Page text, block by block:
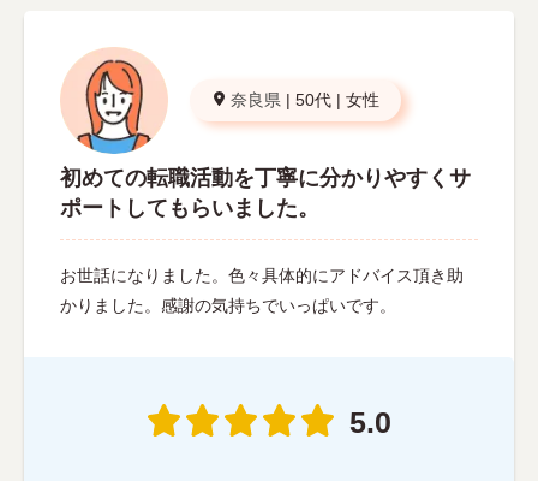
奈良県 | 50代 | 女性
初めての転職活動を丁寧に分かりやすくサ
ポートしてもらいました。
お世話になりました。色々具体的にアドバイス頂き助
かりました。感謝の気持ちでいっぱいです。
5.0